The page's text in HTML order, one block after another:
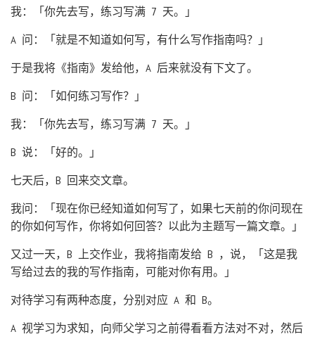
我：「你先去写，练习写满 7 天。」
A 问：「就是不知道如何写，有什么写作指南吗？」
于是我将《指南》发给他，A 后来就没有下文了。
B 问：「如何练习写作？」
我：「你先去写，练习写满 7 天。」
B 说：「好的。」
七天后，B 回来交文章。
我问：「现在你已经知道如何写了，如果七天前的你问现在
的你如何写作，你将如何回答？以此为主题写一篇文章。」
又过一天，B 上交作业，我将指南发给 B ，说，「这是我
写给过去的我的写作指南，可能对你有用。」
对待学习有两种态度，分别对应 A 和 B。
A 视学习为求知，向师父学习之前得看看方法对不对，然后